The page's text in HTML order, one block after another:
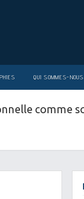
QUI SOMMES-
comme